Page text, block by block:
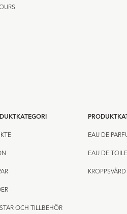
OCH TILLBEHÖR
EAU DE
EAU DE
KROPPSVÅRD